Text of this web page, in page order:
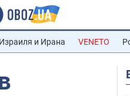
и Ирана VENETO